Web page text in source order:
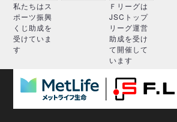
私たちはス
ポーツ振興
くじ助成を
受けていま
す
Ｆリーグは
JSCトップ
リーグ運営
助成を受け
て開催して
います